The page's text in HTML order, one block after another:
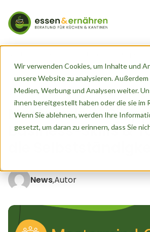
Wir verwenden Cookies, um Inhalte und
unsere Website zu analysieren.
Medien, Werbung und Analysen weiter.
ihnen bereitgestellt haben oder die sie im
Wenn Sie ablehnen, werden Ihre
gesetzt, um daran zu erinnern, dass Sie
für die Selbstständigkeit
Veröffentlicht vonNewsam18. August 2025
Mastermind-
Business-Skills &
News,Autor